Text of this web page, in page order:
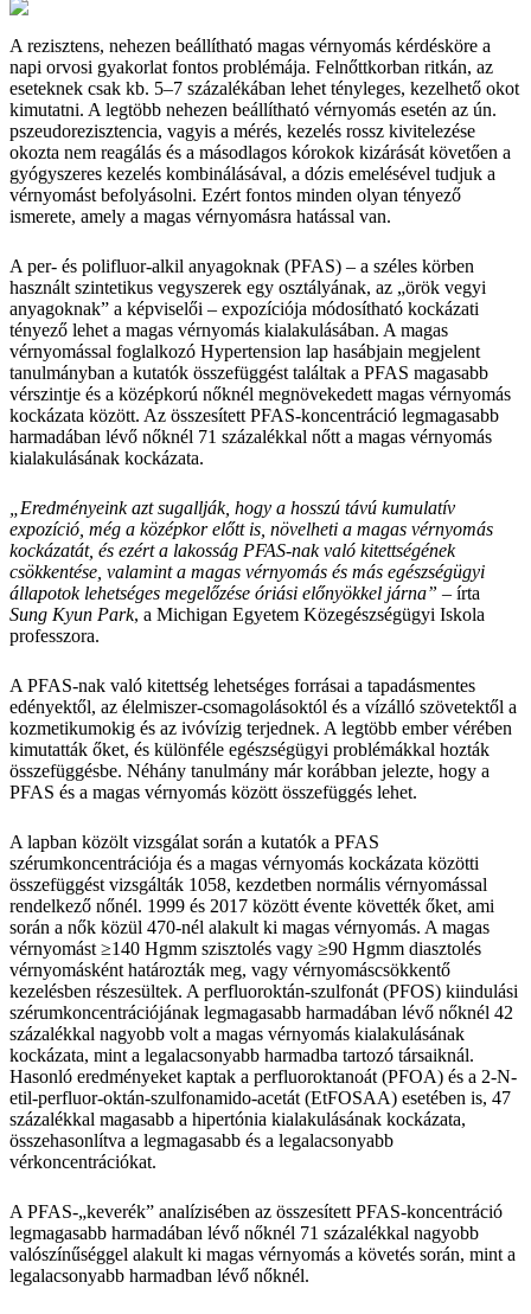
A rezisztens, nehezen beállítható magas vérnyomás kérdésköre a
napi orvosi gyakorlat fontos problémája. Felnőttkorban ritkán, az
eseteknek csak kb. 5–7 százalékában lehet tényleges, kezelhető okot
kimutatni. A legtöbb nehezen beállítható vérnyomás esetén az ún.
pszeudorezisztencia, vagyis a mérés, kezelés rossz kivitelezése
okozta nem reagálás és a másodlagos kórokok kizárását követően a
gyógyszeres kezelés kombinálásával, a dózis emelésével tudjuk a
vérnyomást befolyásolni. Ezért fontos minden olyan tényező
ismerete, amely a magas vérnyomásra hatással van.
A per- és polifluor-alkil anyagoknak (PFAS) – a széles körben
használt szintetikus vegyszerek egy osztályának, az „örök vegyi
anyagoknak” a képviselői – expozíciója módosítható kockázati
tényező lehet a magas vérnyomás kialakulásában. A magas
vérnyomással foglalkozó Hypertension lap hasábjain megjelent
tanulmányban a kutatók összefüggést találtak a PFAS magasabb
vérszintje és a középkorú nőknél megnövekedett magas vérnyomás
kockázata között. Az összesített PFAS-koncentráció legmagasabb
harmadában lévő nőknél 71 százalékkal nőtt a magas vérnyomás
kialakulásának kockázata.
„Eredményeink azt sugallják, hogy a hosszú távú kumulatív
expozíció, még a középkor előtt is, növelheti a magas vérnyomás
kockázatát, és ezért a lakosság PFAS-nak való kitettségének
csökkentése, valamint a magas vérnyomás és más egészségügyi
állapotok lehetséges megelőzése óriási előnyökkel járna” – írta
Sung Kyun Park, a Michigan Egyetem Közegészségügyi Iskola
professzora.
A PFAS-nak való kitettség lehetséges forrásai a tapadásmentes
edényektől, az élelmiszer-csomagolásoktól és a vízálló szövetektől a
kozmetikumokig és az ivóvízig terjednek. A legtöbb ember vérében
kimutatták őket, és különféle egészségügyi problémákkal hozták
összefüggésbe. Néhány tanulmány már korábban jelezte, hogy a
PFAS és a magas vérnyomás között összefüggés lehet.
A lapban közölt vizsgálat során a kutatók a PFAS
szérumkoncentrációja és a magas vérnyomás kockázata közötti
összefüggést vizsgálták 1058, kezdetben normális vérnyomással
rendelkező nőnél. 1999 és 2017 között évente követték őket, ami
során a nők közül 470-nél alakult ki magas vérnyomás. A magas
vérnyomást ≥140 Hgmm szisztolés vagy ≥90 Hgmm diasztolés
vérnyomásként határozták meg, vagy vérnyomáscsökkentő
kezelésben részesültek. A perfluoroktán-szulfonát (PFOS) kiindulási
szérumkoncentrációjának legmagasabb harmadában lévő nőknél 42
százalékkal nagyobb volt a magas vérnyomás kialakulásának
kockázata, mint a legalacsonyabb harmadba tartozó társaiknál.
Hasonló eredményeket kaptak a perfluoroktanoát (PFOA) és a 2-N-
etil-perfluor-oktán-szulfonamido-acetát (EtFOSAA) esetében is, 47
százalékkal magasabb a hipertónia kialakulásának kockázata,
összehasonlítva a legmagasabb és a legalacsonyabb
vérkoncentrációkat.
A PFAS-„keverék” analízisében az összesített PFAS-koncentráció
legmagasabb harmadában lévő nőknél 71 százalékkal nagyobb
valószínűséggel alakult ki magas vérnyomás a követés során, mint a
legalacsonyabb harmadban lévő nőknél.